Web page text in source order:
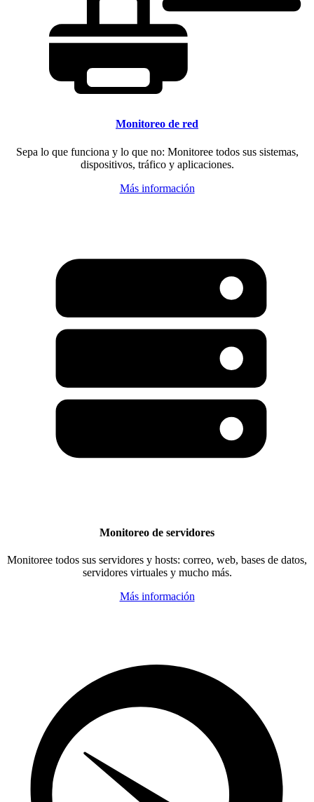
Monitoreo de red
Sepa lo que funciona y lo que no: Monitoree todos sus sistemas,
dispositivos, tráfico y aplicaciones.
Más información
Monitoreo de servidores
Monitoree todos sus servidores y hosts: correo, web, bases de datos,
servidores virtuales y mucho más.
Más información